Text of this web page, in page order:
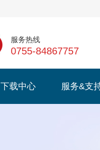
服务热线
0755-84867757
下载中心 服务&支